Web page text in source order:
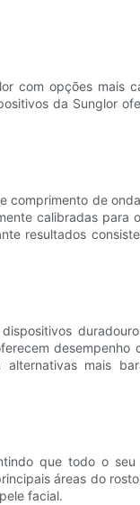
com opções mais
da Sunglor
comprimento de
calibradas para
resultados
desempenho
mais
que todo o
áreas do
facial.